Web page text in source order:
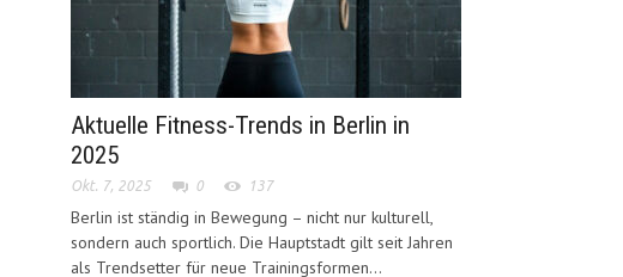
Aktuelle Fitness-Trends in Berlin in
2025
Okt. 7, 2025 0 137
Berlin ist ständig in Bewegung – nicht nur kulturell,
sondern auch sportlich. Die Hauptstadt gilt seit Jahren
als Trendsetter für neue Trainingsformen...